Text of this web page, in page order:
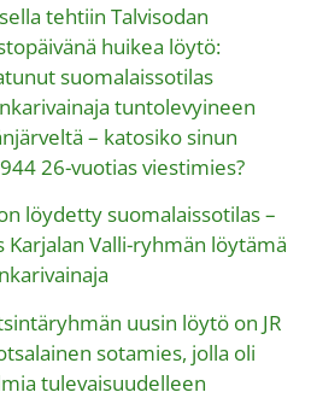
tehtiin Talvisodan
huikea löytö:
suomalaissotilas
tuntolevyineen
– katosiko sinun
26-vuotias viestimies?
löydetty suomalaissotilas –
Karjalan Valli-ryhmän löytämä
uusin löytö on JR
sotamies, jolla oli
tulevaisuudelleen